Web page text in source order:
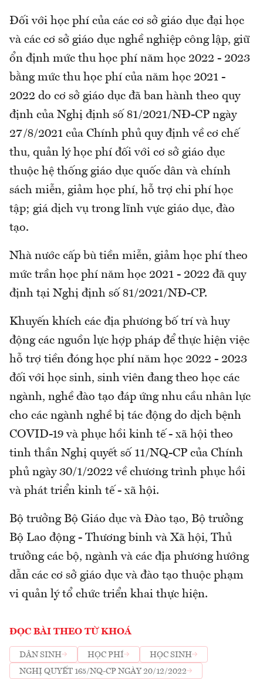
Đối với học phí của các cơ sở giáo dục đại học
và các cơ sở giáo dục nghề nghiệp công lập, giữ
ổn định mức thu học phí năm học 2022 - 2023
bằng mức thu học phí của năm học 2021 -
2022 do cơ sở giáo dục đã ban hành theo quy
định của Nghị định số 81/2021/NĐ-CP ngày
27/8/2021 của Chính phủ quy định về cơ chế
thu, quản lý học phí đối với cơ sở giáo dục
thuộc hệ thống giáo dục quốc dân và chính
sách miễn, giảm học phí, hỗ trợ chi phí học
tập; giá dịch vụ trong lĩnh vực giáo dục, đào
tạo.
Nhà nước cấp bù tiền miễn, giảm học phí theo
mức trần học phí năm học 2021 - 2022 đã quy
định tại Nghị định số 81/2021/NĐ-CP.
Khuyến khích các địa phương bố trí và huy
động các nguồn lực hợp pháp để thực hiện việc
hỗ trợ tiền đóng học phí năm học 2022 - 2023
đối với học sinh, sinh viên đang theo học các
ngành, nghề đào tạo đáp ứng nhu cầu nhân lực
cho các ngành nghề bị tác động do dịch bệnh
COVID-19 và phục hồi kinh tế - xã hội theo
tinh thần Nghị quyết số 11/NQ-CP của Chính
phủ ngày 30/1/2022 về chương trình phục hồi
và phát triển kinh tế - xã hội.
Bộ trưởng Bộ Giáo dục và Đào tạo, Bộ trưởng
Bộ Lao động - Thương binh và Xã hội, Thủ
trưởng các bộ, ngành và các địa phương hướng
dẫn các cơ sở giáo dục và đào tạo thuộc phạm
vi quản lý tổ chức triển khai thực hiện.
ĐỌC BÀI THEO TỪ KHOÁ
DÂN SINH HỌC PHÍ
HỌC SINH
NGHỊ QUYẾT 165/NQ-CP NGÀY 20/12/2022